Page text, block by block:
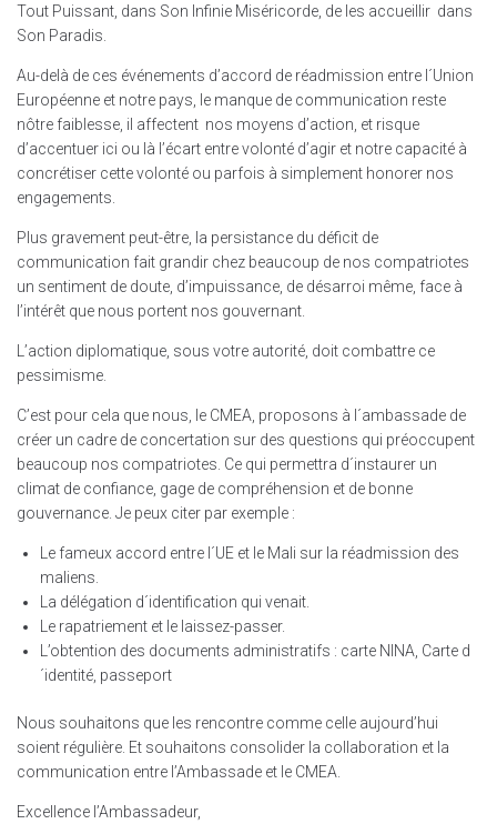
Tout Puissant, dans Son Infinie Miséricorde, de les accueillir dans
Son Paradis.
Au-delà de ces événements d’accord de réadmission entre l´Union
Européenne et notre pays, le manque de communication reste
nôtre faiblesse, il affectent nos moyens d’action, et risque
d’accentuer ici ou là l’écart entre volonté d’agir et notre capacité à
concrétiser cette volonté ou parfois à simplement honorer nos
engagements.
Plus gravement peut-être, la persistance du déficit de
communication fait grandir chez beaucoup de nos compatriotes
un sentiment de doute, d’impuissance, de désarroi même, face à
l’intérêt que nous portent nos gouvernant.
L’action diplomatique, sous votre autorité, doit combattre ce
pessimisme.
C’est pour cela que nous, le CMEA, proposons à l´ambassade de
créer un cadre de concertation sur des questions qui préoccupent
beaucoup nos compatriotes. Ce qui permettra d´instaurer un
climat de confiance, gage de compréhension et de bonne
gouvernance. Je peux citer par exemple :
Le fameux accord entre l´UE et le Mali sur la réadmission des
maliens.
La délégation d´identification qui venait.
Le rapatriement et le laissez-passer.
L’obtention des documents administratifs : carte NINA, Carte d
´identité, passeport
Nous souhaitons que les rencontre comme celle aujourd’hui
soient régulière. Et souhaitons consolider la collaboration et la
communication entre l’Ambassade et le CMEA.
Excellence l’Ambassadeur,